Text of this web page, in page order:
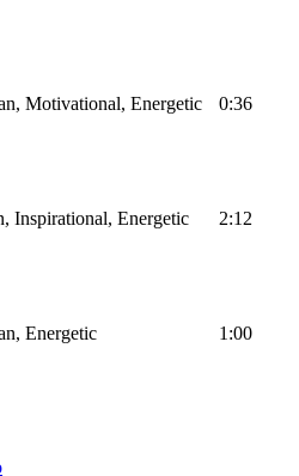
Motivational, Energetic 0:36
Inspirational, Energetic 2:12
Energetic 1:00